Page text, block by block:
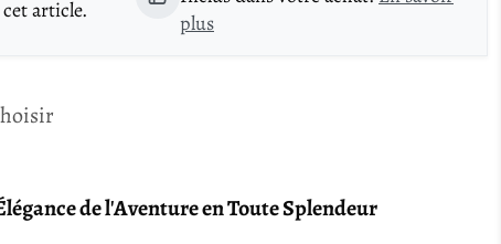
article.
plus
de l'Aventure en Toute Splendeur